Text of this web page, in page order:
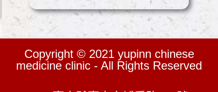
Copyright © 2021 yupinn chinese
medicine clinic - All Rights Reserved